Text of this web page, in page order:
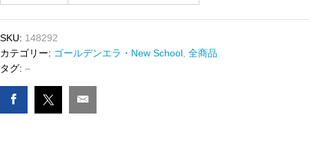
SKU: 148292
カテゴリー: ゴールデンエラ・New School, 全商品
タグ: –